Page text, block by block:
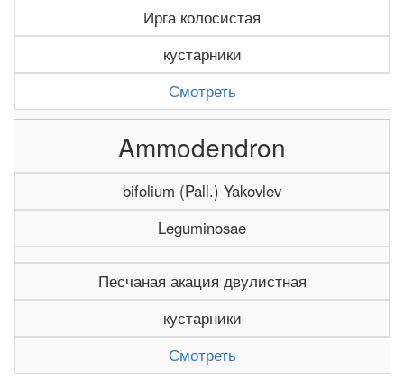
Ирга колосистая
кустарники
Смотреть
Ammodendron
bifolium (Pall.) Yakovlev
Leguminosae
Песчаная акация двулистная
кустарники
Смотреть